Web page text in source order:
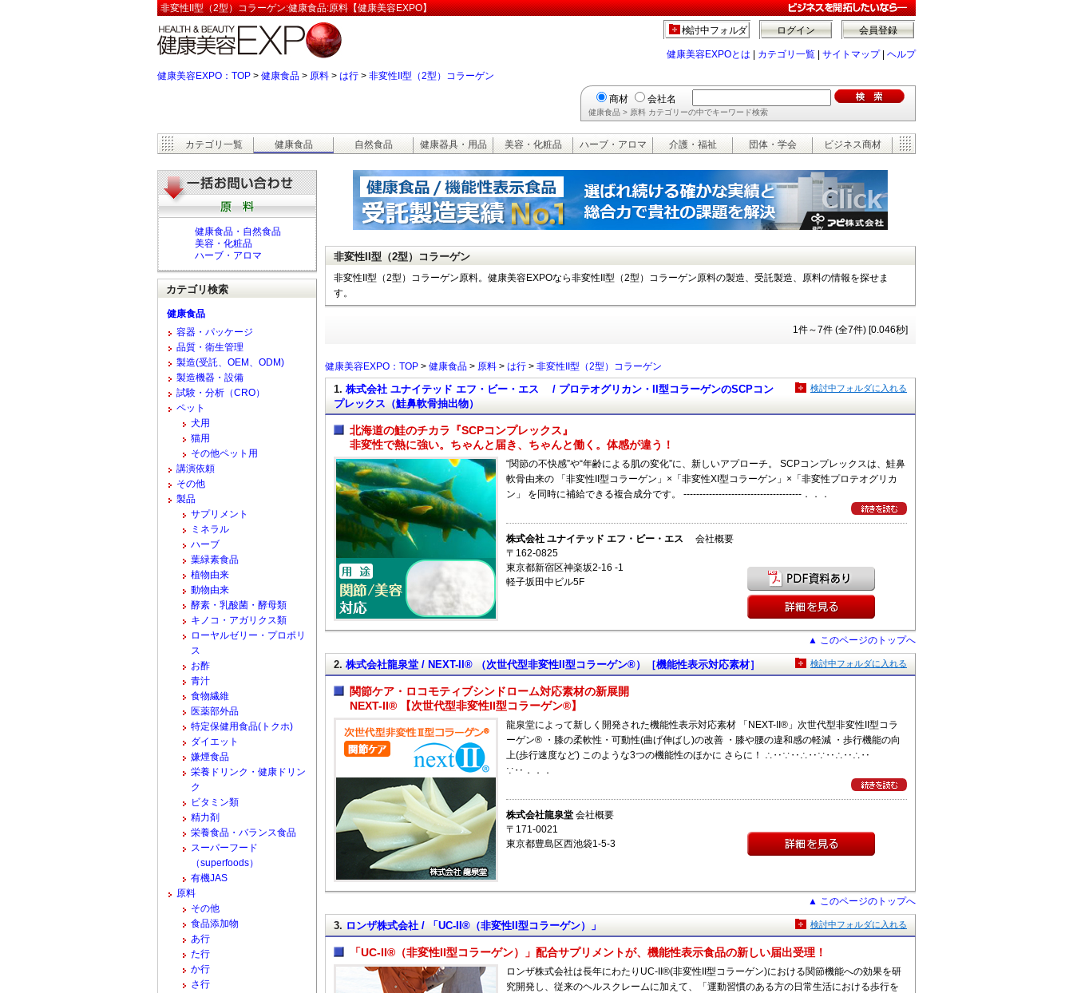
非変性II型（2型）コラーゲン:健康食品:原料【健康美容EXPO】
会員登録
ログイン
検討中フォルダ
健康美容EXPOとは カテゴリ一覧 サイトマップ| ヘルプ
健康美容EXPO：TOP > 健康食品 > 原料 > は行 > 非変性II型（2型）コラーゲン
商材 会社名
健康食品 > 原料 カテゴリーの中でキーワード検索
カテゴリ一覧 健康食品 自然食品 健康器具・用品 美容・化粧品 ハーブ・アロマ 介護・福祉 団体・学会 ビジネス商材
非変性II型（2型）コラーゲン
非変性II型（2型）コラーゲン原料。健康美容EXPOなら非変性II型（2型）コラーゲン原料の製造、受託製造、原料の情報を探せま
す。
1件～7件 (全7件) [0.046秒]
健康美容EXPO：TOP > 健康食品 > 原料 > は行 > 非変性II型（2型）コラーゲン
1. 株式会社 ユナイテッド エフ・ビー・エス / プロテオグリカン・II型コラーゲンのSCPコン
プレックス（鮭鼻軟骨抽出物）
北海道の鮭のチカラ『SCPコンプレックス』
非変性で熱に強い。ちゃんと届き、ちゃんと働く。体感が違う！
“関節の不快感”や“年齢による肌の変化”に、新しいアプローチ。 SCPコンプレックスは、鮭鼻
軟骨由来の 「非変性II型コラーゲン」×「非変性XI型コラーゲン」×「非変性プロテオグリカ
ン」 を同時に補給できる複合成分です。 -------------------------------------．．．
株式会社 ユナイテッド エフ・ビー・エス
会社概要
〒162-0825
東京都新宿区神楽坂2-16 -1
軽子坂田中ビル5F
検討中フォルダに入れる
▲ このページのトップへ
2. 株式会社龍泉堂 / NEXT-II® （次世代型非変性II型コラーゲン®）［機能性表示対応素材］
関節ケア・ロコモティブシンドローム対応素材の新展開
NEXT-II® 【次世代型非変性II型コラーゲン®】
龍泉堂によって新しく開発された機能性表示対応素材 「NEXT-II®」次世代型非変性II型コラ
ーゲン® ・膝の柔軟性・可動性(曲げ伸ばし)の改善 ・膝や腰の違和感の軽減 ・歩行機能の向
上(歩行速度など) このような3つの機能性のほかに さらに！ ∴‥∵‥∴‥∵‥∴‥∴‥
∵‥．．．
株式会社龍泉堂 会社概要
〒171-0021
東京都豊島区西池袋1-5-3
検討中フォルダに入れる
▲ このページのトップへ
3. ロンザ株式会社 / 「UC-II®（非変性II型コラーゲン）」
「UC-II®（非変性II型コラーゲン）」配合サプリメントが、機能性表示食品の新しい届出受理！
ロンザ株式会社は長年にわたりUC-II®(非変性II型コラーゲン)における関節機能への効果を研
究開発し、従来のヘルスクレームに加えて、「運動習慣のある方の日常生活における歩行を
検討中フォルダに入れる
健康食品・自然食品
美容・化粧品
ハーブ・アロマ
カテゴリ検索
健康食品
容器・パッケージ
品質・衛生管理
製造(受託、OEM、ODM)
製造機器・設備
試験・分析（CRO）
ペット
犬用
猫用
その他ペット用
講演依頼
その他
製品
サプリメント
ミネラル
ハーブ
葉緑素食品
植物由来
動物由来
酵素・乳酸菌・酵母類
キノコ・アガリクス類
ローヤルゼリー・プロポリ
ス
お酢
青汁
食物繊維
医薬部外品
特定保健用食品(トクホ)
ダイエット
嫌煙食品
栄養ドリンク・健康ドリン
ク
ビタミン類
精力剤
栄養食品・バランス食品
スーパーフード
（superfoods）
有機JAS
原料
その他
食品添加物
あ行
た行
か行
さ行